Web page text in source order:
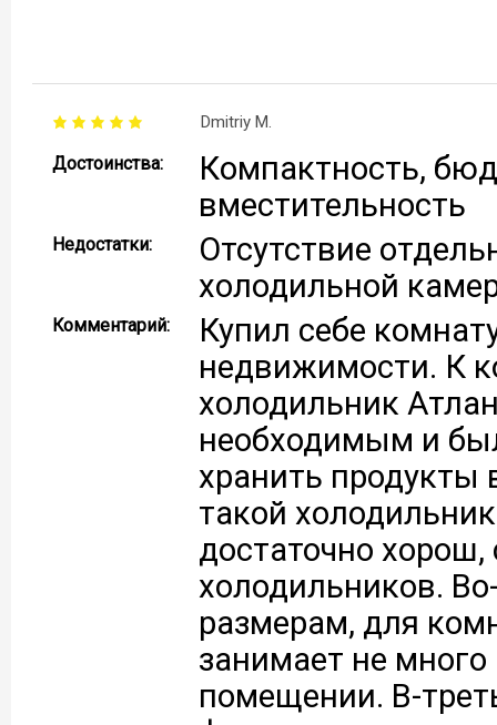
Dmitriy M.
Достоинства:
Компактность,
вместительность
Недостатки:
Отсутствие
холодильной
Комментарий:
Купил себе
недвижимости. К
холодильник
необходимым и
хранить
такой
достаточно
холодильников.
размерам, для
занимает не
помещении. В-